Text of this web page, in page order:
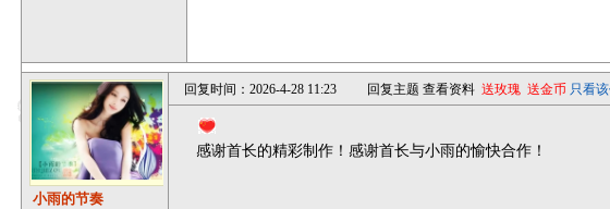
小雨的节奏
回复时间：2026-4-28 11:23 回复主题 查看资料 送玫瑰 送金币 只看
感谢首长的精彩制作！感谢首长与小雨的愉快合作！